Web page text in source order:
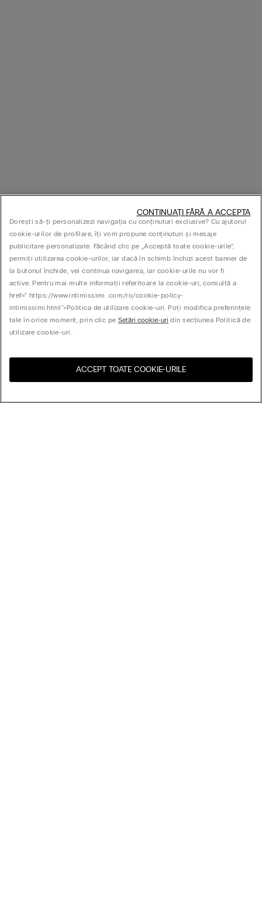
United States
Dorești să-ți personalizezi navigația cu conținuturi exclusive? Cu ajutorul
cookie-urilor de profilare, îți vom propune conținuturi și mesaje
publicitare personalizate. Făcând clic pe „Acceptă toate cookie-urile”,
permiți utilizarea cookie-urilor, iar dacă în schimb închizi acest banner de
la butonul închide, vei continua navigarea, iar cookie-urile nu vor fi
active. Pentru mai multe informații referitoare la cookie-uri, consultă a
href=" https://www.intimissimi .com/ro/cookie-policy-
intimissimi.html">Politica de utilizare cookie-uri. Poți modifica preferințele
tale în orice moment, prin clic peSetări cookie-uri din secțiunea Politică de
utilizare cookie-uri.
ACCEPT TOATE COOKIE-URILE
CONTINUAȚI FĂRĂ A ACCEPTA